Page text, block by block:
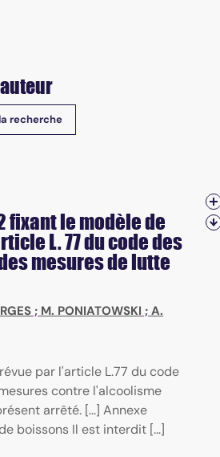
recherche
fixant le modèle de
L. 77 du code des
mesures de lutte
; M. PONIATOWSKI ; A.
par l'article L.77 du code
contre l'alcoolisme
arrêté. [...] Annexe
boissons Il est interdit [...]